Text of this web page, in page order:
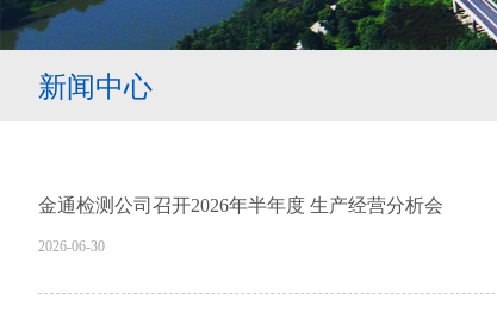
新闻中心
金通检测公司召开2026年半年度 生产经营分析会
2026-06-30